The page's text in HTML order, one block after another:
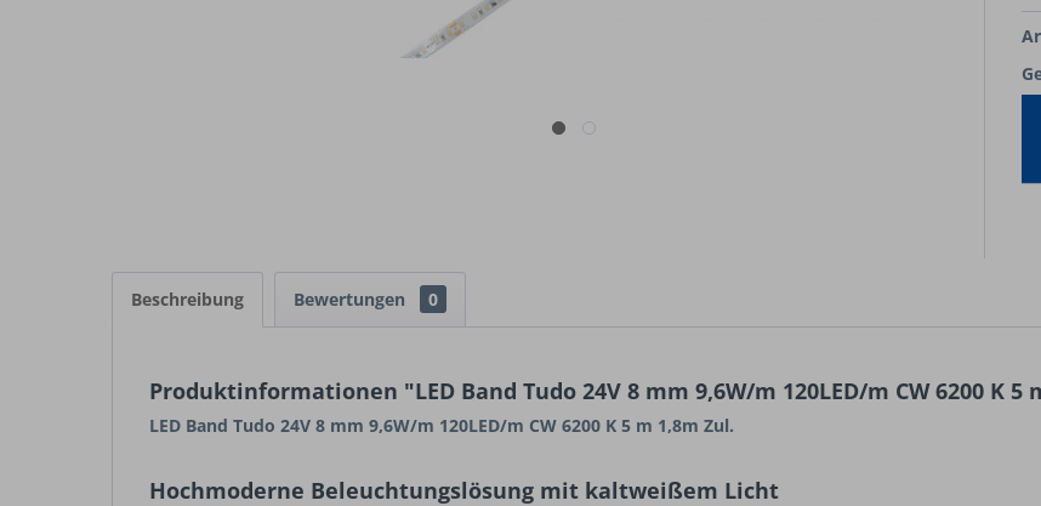
Beschreibung Bewertungen 0
Produktinformationen "LED Band Tudo 24V 8 mm 9,6W/m 120LED/m CW 6200 K 5
LED Band Tudo 24V 8 mm 9,6W/m 120LED/m CW 6200 K 5 m 1,8m Zul.
Hochmoderne Beleuchtungslösung mit kaltweißem Licht